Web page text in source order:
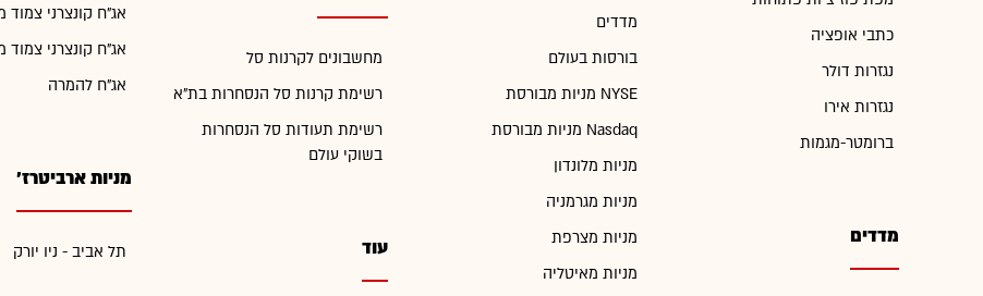
כתבי אופציה
נגזרות דולר
נגזרות אירו
ברומטר-מגמות
מדדים
מדדים
בורסות בעולם
מניות מבורסת NYSE
מניות מבורסת Nasdaq
מניות מלונדון
מניות מגרמניה
מניות מצרפת
מניות מאיטליה
מחשבונים לקרנות סל
רשימת קרנות סל הנסחרות בת"א
רשימת תעודות סל הנסחרות
בשוקי עולם
עוד
אג"ח קונצרני צמוד
אג"ח קונצרני צמוד
אג"ח להמרה
מניות ארביטרז'
תל אביב - ניו יורק